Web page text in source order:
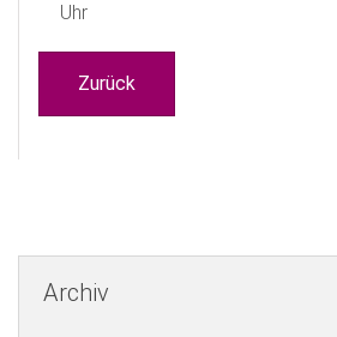
Uhr
Zurück
Archiv